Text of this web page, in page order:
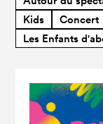
Kids
Concert
Les Enfants